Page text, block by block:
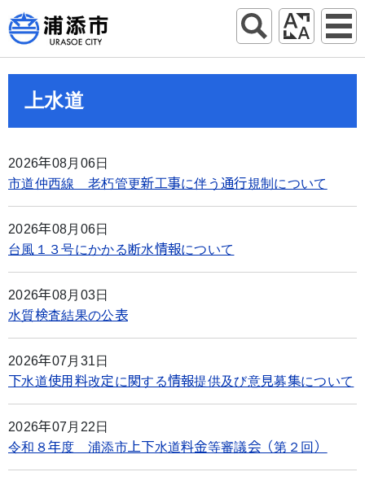
上水道
2026年08月06日
市道仲西線 老朽管更新工事に伴う通行規制について
2026年08月06日
台風１３号にかかる断水情報について
2026年08月03日
水質検査結果の公表
2026年07月31日
下水道使用料改定に関する情報提供及び意見募集について
2026年07月22日
令和８年度 浦添市上下水道料金等審議会（第２回）